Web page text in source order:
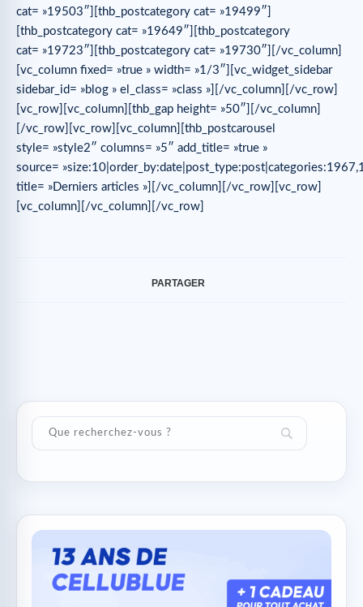
cat= »19503″][thb_postcategory cat= »19499″]
[thb_postcategory cat= »19649″][thb_postcategory
cat= »19723″][thb_postcategory cat= »19730″][/vc_column]
[vc_column fixed= »true » width= »1/3″][vc_widget_sidebar
sidebar_id= »blog » el_class= »class »][/vc_column][/vc_row]
[vc_row][vc_column][thb_gap height= »50″][/vc_column]
[/vc_row][vc_row][vc_column][thb_postcarousel
style= »style2″ columns= »5″ add_title= »true »
source=
title= »Derniers articles »][/vc_column][/vc_row][vc_row]
[vc_column][/vc_column][/vc_row]
PARTAGER